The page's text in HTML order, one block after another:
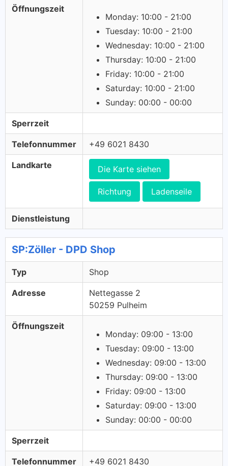
Öffnungszeit
Monday: 10:00 - 21:00
Tuesday: 10:00 - 21:00
Wednesday: 10:00 - 21:00
Thursday: 10:00 - 21:00
Friday: 10:00 - 21:00
Saturday: 10:00 - 21:00
Sunday: 00:00 - 00:00
Sperrzeit
Telefonnummer +49 6021 8430
Landkarte Die Karte siehen
Richtung Ladenseile
Dienstleistung
SP:Zöller - DPD Shop
Typ Shop
Adresse
Nettegasse 2
50259 Pulheim
Öffnungszeit
Monday: 09:00 - 13:00
Tuesday: 09:00 - 13:00
Wednesday: 09:00 - 13:00
Thursday: 09:00 - 13:00
Friday: 09:00 - 13:00
Saturday: 09:00 - 13:00
Sunday: 00:00 - 00:00
Sperrzeit
Telefonnummer +49 6021 8430